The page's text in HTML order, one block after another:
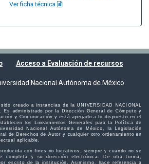
Ver ficha técnica
Acceso a Evaluación de recursos
Nacional Autónoma de México
creado a instancias de la UNIVERSIDAD NACIONAL
Es administrado por la Dirección General de Cómputo y
y Comunicación y está apegado a lo dispuesto en el
los Lineamientos Generales para la Política de
Nacional Autónoma de México, la Legislación
de Derechos de Autor y cualquier otro ordenamiento en
aplicable.
con fines no lucrativos, siempre y cuando no se
completa y su dirección electrónica. De otra forma,
escrito de la institución. Asimismo, hace referencia a